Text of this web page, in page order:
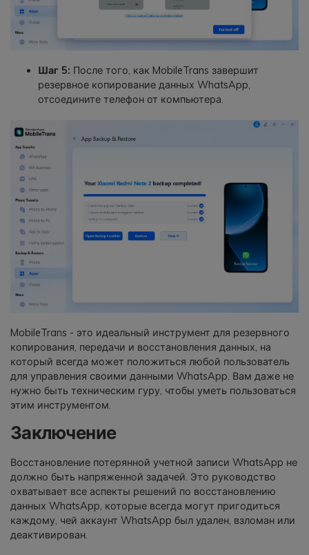
Шаг 5: После того, как MobileTrans завершит
резервное копирование данных WhatsApp,
отсоедините телефон от компьютера.
MobileTrans - это идеальный инструмент для резервного
копирования, передачи и восстановления данных, на
который всегда может положиться любой пользователь
для управления своими данными WhatsApp. Вам даже не
нужно быть техническим гуру, чтобы уметь пользоваться
этим инструментом.
Заключение
Восстановление потерянной учетной записи WhatsApp не
должно быть напряженной задачей. Это руководство
охватывает все аспекты решений по восстановлению
данных WhatsApp, которые всегда могут пригодиться
каждому, чей аккаунт WhatsApp был удален, взломан или
деактивирован.